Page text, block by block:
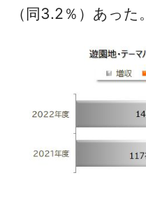
（同3.2％）あった。